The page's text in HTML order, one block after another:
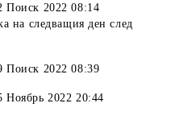
Поиск 2022 08:14
на следващия ден след
Поиск 2022 08:39
Ноябрь 2022 20:44